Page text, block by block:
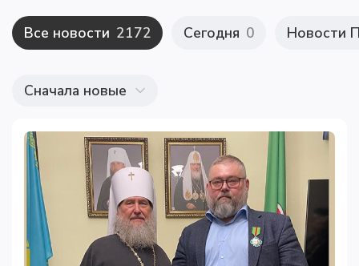
Все новости 2172 Сегодня 0 Новости
Сначала новые